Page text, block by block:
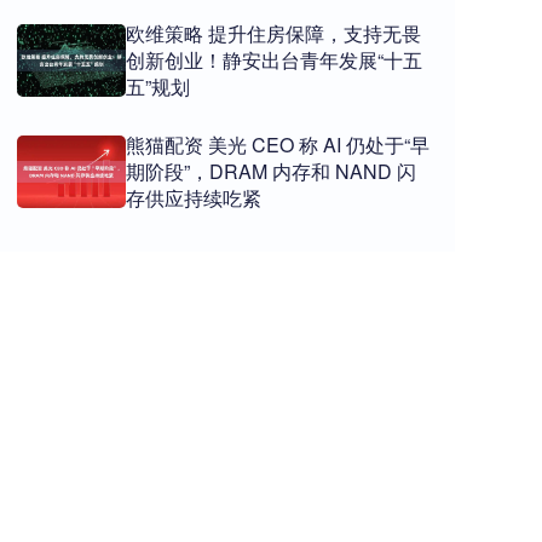
欧维策略 提升住房保障，支持无畏
创新创业！静安出台青年发展“十五
五”规划
熊猫配资 美光 CEO 称 AI 仍处于“早
期阶段”，DRAM 内存和 NAND 闪
存供应持续吃紧